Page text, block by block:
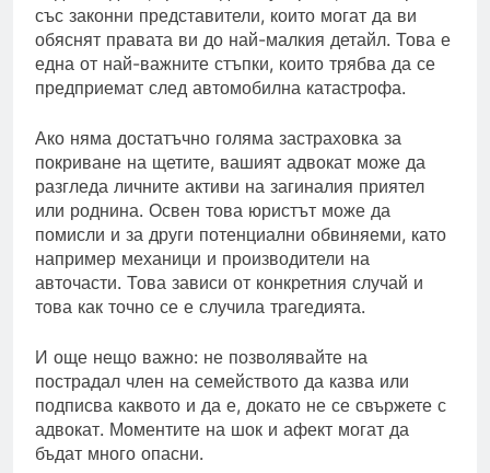
със законни представители, които могат да ви
обяснят правата ви до най-малкия детайл. Това е
една от най-важните стъпки, които трябва да се
предприемат след автомобилна катастрофа.
Ако няма достатъчно голяма застраховка за
покриване на щетите, вашият адвокат може да
разгледа личните активи на загиналия приятел
или роднина. Освен това юристът може да
помисли и за други потенциални обвиняеми, като
например механици и производители на
авточасти. Това зависи от конкретния случай и
това как точно се е случила трагедията.
И още нещо важно: не позволявайте на
пострадал член на семейството да казва или
подписва каквото и да е, докато не се свържете с
адвокат. Моментите на шок и афект могат да
бъдат много опасни.